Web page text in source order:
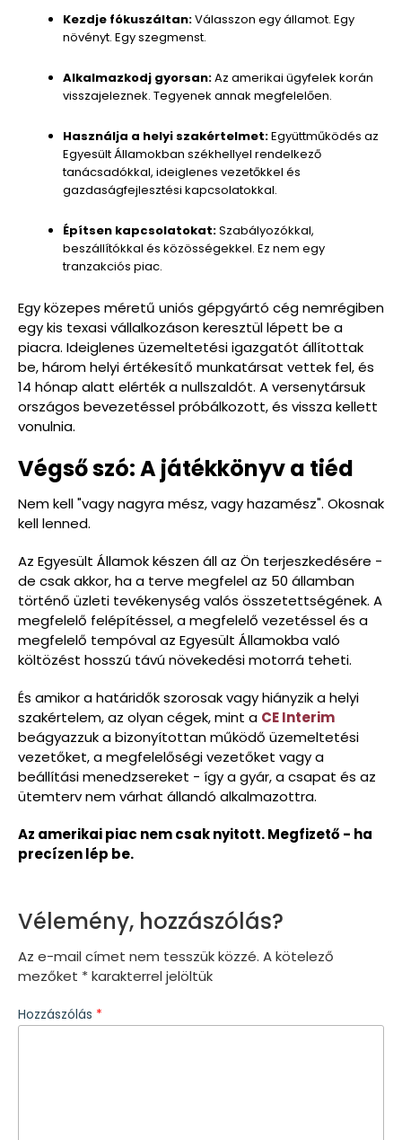
Kezdje fókuszáltan:Válasszon egy államot. Egy
növényt. Egy szegmenst.
Alkalmazkodj gyorsan:Az amerikai ügyfelek korán
visszajeleznek. Tegyenek annak megfelelően.
Használja a helyi szakértelmet:Együttműködés az
Egyesült Államokban székhellyel rendelkező
tanácsadókkal, ideiglenes vezetőkkel és
gazdaságfejlesztési kapcsolatokkal.
Építsen kapcsolatokat:Szabályozókkal,
beszállítókkal és közösségekkel. Ez nem egy
tranzakciós piac.
Egy közepes méretű uniós gépgyártó cég nemrégiben
egy kis texasi vállalkozáson keresztül lépett be a
piacra. Ideiglenes üzemeltetési igazgatót állítottak
be, három helyi értékesítő munkatársat vettek fel, és
14 hónap alatt elérték a nullszaldót. A versenytársuk
országos bevezetéssel próbálkozott, és vissza kellett
vonulnia.
Végső szó: A játékkönyv a tiéd
Nem kell "vagy nagyra mész, vagy hazamész". Okosnak
kell lenned.
Az Egyesült Államok készen áll az Ön terjeszkedésére -
de csak akkor, ha a terve megfelel az 50 államban
történő üzleti tevékenység valós összetettségének. A
megfelelő felépítéssel, a megfelelő vezetéssel és a
megfelelő tempóval az Egyesült Államokba való
költözést hosszú távú növekedési motorrá teheti.
És amikor a határidők szorosak vagy hiányzik a helyi
szakértelem, az olyan cégek, mint a CE Interim
beágyazzuk a bizonyítottan működő üzemeltetési
vezetőket, a megfelelőségi vezetőket vagy a
beállítási menedzsereket - így a gyár, a csapat és az
ütemterv nem várhat állandó alkalmazottra.
Az amerikai piac nem csak nyitott. Megfizető - ha
precízen lép be.
Vélemény, hozzászólás?
Az e-mail címet nem tesszük közzé. A kötelező
mezőket *karakterrel jelöltük
Hozzászólás *